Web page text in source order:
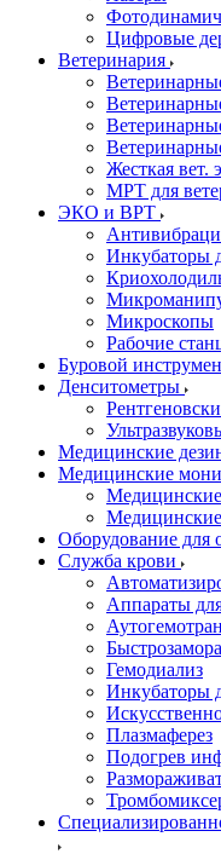
Цифровые
Ветеринария
Жесткая вет.
МРТ для
ЭКО и ВРТ
Инкубаторы
Микроскопы
Рабочие
Буровой
Денситометры
Медицинские
Медицинские
Оборудование для
Служба крови
Аппараты
Гемодиализ
Инкубаторы
Плазмаферез
Подогрев